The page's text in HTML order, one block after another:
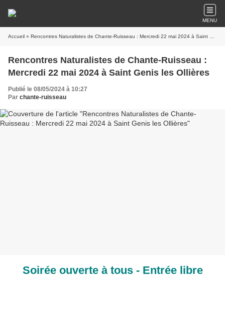
MENU
Accueil » Rencontres Naturalistes de Chante-Ruisseau : Mercredi 22 mai 2024 à Saint Genis les Ollières
Rencontres Naturalistes de Chante-Ruisseau :
Mercredi 22 mai 2024 à Saint Genis les Ollières
Publié le 08/05/2024 à 10:27
Par chante-ruisseau
Soirée ouverte à tous - Entrée libre